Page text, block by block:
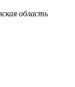
область